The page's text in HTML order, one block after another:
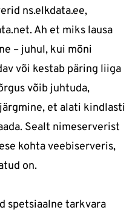
ns.elkdata.ee,
Ah et miks lausa
– juhul, kui mõni
või kestab päring liiga
võib juhtuda,
et alati kindlasti
Sealt nimeserverist
kohta veebiserveris,
on.
spetsiaalne tarkvara